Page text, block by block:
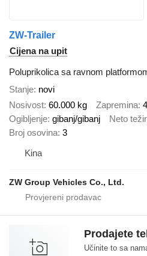
ZW-Trailer
Cijena na upit
Poluprikolica sa ravnom
Stanje novi
Nosivost 60.000 kg Zapremina
Ogibljenje gibanj/gibanj Neto
Broj osovina 3
Kina
ZW Group Vehicles Co., Ltd.
Prodajete
Učinite to sa